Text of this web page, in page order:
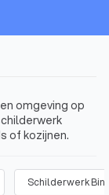
omgeving op
of kozijnen.
Schilderwerk